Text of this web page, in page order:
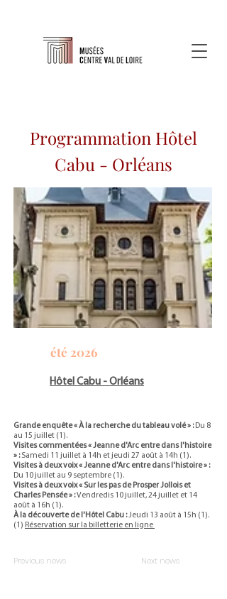
Programmation Hôtel
Cabu - Orléans
été 2026
Hôtel Cabu - Orléans
Grande enquête « À la recherche du tableau volé » : Du 8
au 15 juillet (1).
Visites commentées « Jeanne d'Arc entre dans l'histoire
» :Samedi 11 juillet à 14h et jeudi 27 août à 14h (1).
Visites à deux voix « Jeanne d'Arc entre dans l'histoire » :
Du 10 juillet au 9 septembre (1).
Visites à deux voix « Sur les pas de Prosper Jollois et
Charles Pensée » :Vendredis 10 juillet, 24 juillet et 14
août à 16h (1).
À la découverte de l'Hôtel Cabu :Jeudi 13 août à 15h (1).
(1) Réservation sur la billetterie en ligne
Previous news Next news